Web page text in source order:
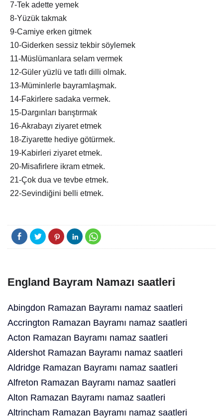
7-Tek adette yemek
8-Yüzük takmak
9-Camiye erken gitmek
10-Giderken sessiz tekbir söylemek
11-Müslümanlara selam vermek
12-Güler yüzlü ve tatlı dilli olmak.
13-Müminlerle bayramlaşmak.
14-Fakirlere sadaka vermek.
15-Dargınları barıştırmak
16-Akrabayı ziyaret etmek
18-Ziyarette hediye götürmek.
19-Kabirleri ziyaret etmek.
20-Misafirlere ikram etmek.
21-Çok dua ve tevbe etmek.
22-Sevindiğini belli etmek.
England Bayram Namazı saatleri
Abingdon Ramazan Bayramı namaz saatleri
Accrington Ramazan Bayramı namaz saatleri
Acton Ramazan Bayramı namaz saatleri
Aldershot Ramazan Bayramı namaz saatleri
Aldridge Ramazan Bayramı namaz saatleri
Alfreton Ramazan Bayramı namaz saatleri
Alton Ramazan Bayramı namaz saatleri
Altrincham Ramazan Bayramı namaz saatleri